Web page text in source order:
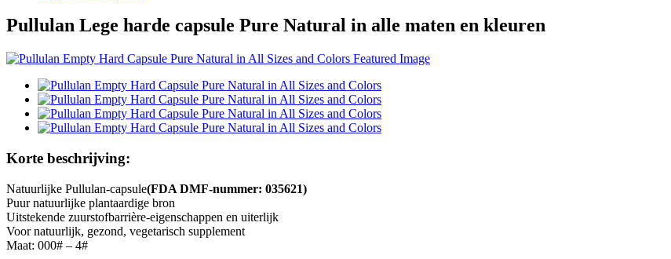
Pullulan Lege harde capsule Pure Natural in alle maten en kleuren
Korte beschrijving:
Natuurlijke Pullulan-capsule(FDA DMF-nummer: 035621)
Puur natuurlijke plantaardige bron
Uitstekende zuurstofbarrière-eigenschappen en uiterlijk
Voor natuurlijk, gezond, vegetarisch supplement
Maat: 000# – 4#